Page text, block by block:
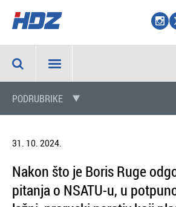
PODRUBRIKE
31. 10. 2024.
Nakon što je Boris Ruge
pitanja o NSATU-u, u